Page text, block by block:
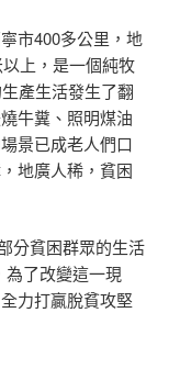
市400多公里，地
上，是一個純牧
產生活發生了翻
牛糞、照明煤油
景已成老人們口
地廣人稀，貧困
分貧困群眾的生活
為了改變這一現
力打贏脫貧攻堅